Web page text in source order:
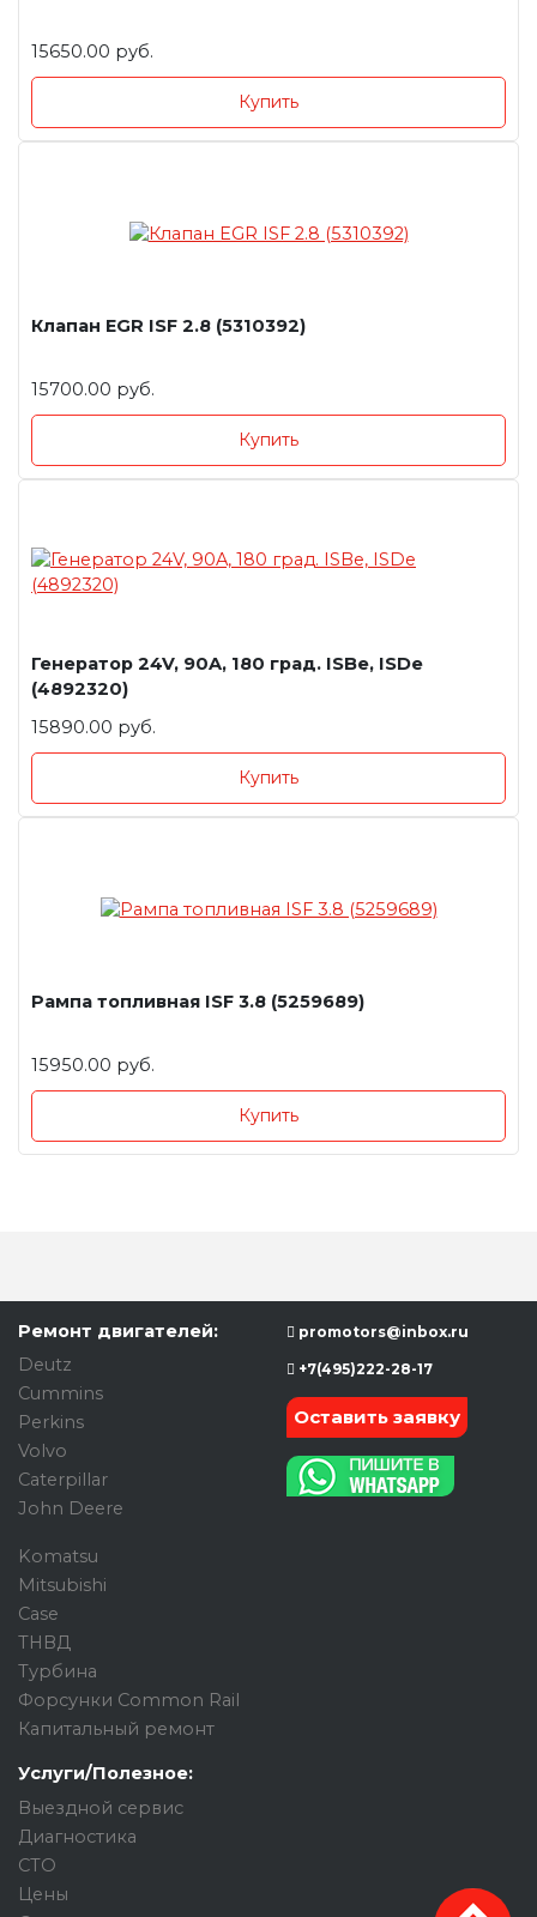
15650.00 руб.
Купить
Клапан EGR ISF 2.8 (5310392)
15700.00 руб.
Купить
Генератор 24V, 90A, 180 град. ISBe, ISDe
(4892320)
15890.00 руб.
Купить
Рампа топливная ISF 3.8 (5259689)
15950.00 руб.
Купить
Ремонт двигателей:
Deutz
Cummins
Perkins
Volvo
Caterpillar
John Deere
Komatsu
Mitsubishi
Case
ТНВД
Турбина
Форсунки Common Rail
Капитальный ремонт
Услуги/Полезное:
Выездной сервис
Диагностика
СТО
Цены
promotors@inbox.ru
+7(495)222-28-17
Оставить заявку